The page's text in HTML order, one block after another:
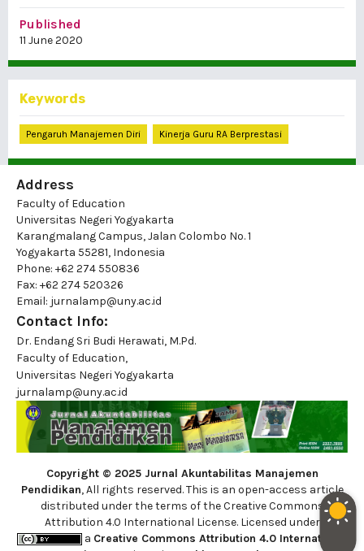
Published
11 June 2020
Keywords
Pengaruh Manajemen Diri Kinerja Guru RA Berprestasi
Address
Faculty of Education
Universitas Negeri Yogyakarta
Karangmalang Campus, Jalan Colombo No. 1
Yogyakarta 55281, Indonesia
Phone: +62 274 550836
Fax: +62 274 520326
Email: jurnalamp@uny.ac.id
Contact Info:
Dr. Endang Sri Budi Herawati, M.Pd.
Faculty of Education,
Universitas Negeri Yogyakarta
jurnalamp@uny.ac.id
Copyright © 2025 Jurnal Akuntabilitas Manajemen
Pendidikan, All rights reserved. This is an open-access article
distributed under the terms of the Creative Commons
Attribution 4.0 International License. Licensed under
a Creative Commons Attribution 4.0 International